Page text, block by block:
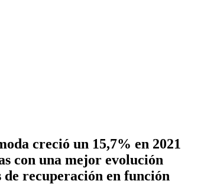
creció un 15,7% en 2021
con una mejor evolución
recuperación en función